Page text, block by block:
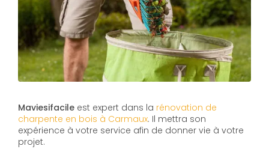
Maviesifacile est expert dans la rénovation de
charpente en bois à Carmaux. Il mettra son
expérience à votre service afin de donner vie à votre
projet.